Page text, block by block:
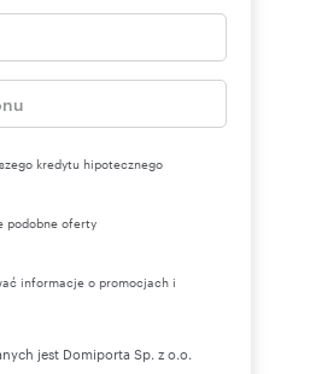
kredytu hipotecznego
podobne oferty
informacje o promocjach i
jest Domiporta Sp. z o.o.